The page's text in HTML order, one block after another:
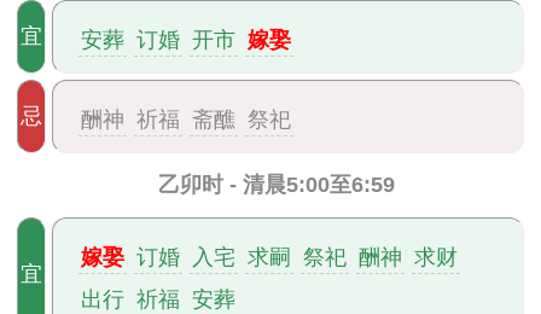
宜 安葬 订婚 开市 嫁娶
忌 酬神 祈福 斋醮 祭祀
乙卯时 - 清晨5:00至6:59
宜
嫁娶 订婚 入宅 求嗣 祭祀 酬神 求财
出行 祈福 安葬